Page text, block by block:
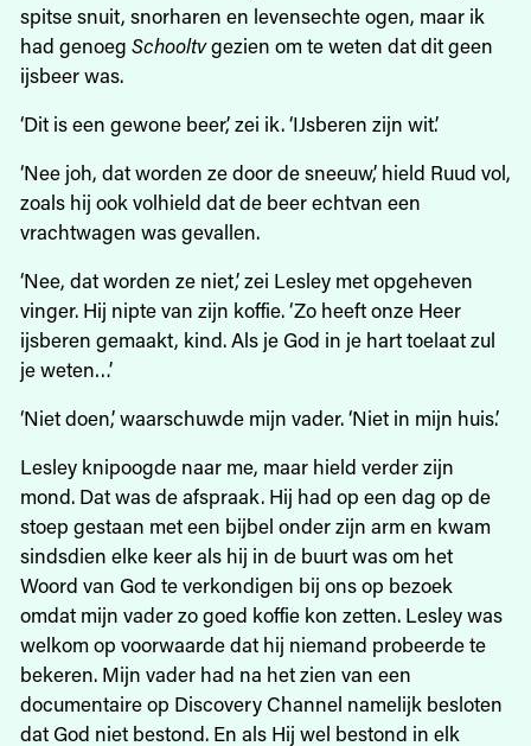
spitse snuit, snorharen en levensechte ogen, maar ik
had genoeg Schooltvgezien om te weten dat dit geen
ijsbeer was.
‘Dit is een gewone beer,’ zei ik. ‘IJsberen zijn wit.’
‘Nee joh, dat worden ze door de sneeuw,’ hield Ruud vol,
zoals hij ook volhield dat de beer echtvan een
vrachtwagen was gevallen.
‘Nee, dat worden ze niet,’ zei Lesley met opgeheven
vinger. Hij nipte van zijn koffie. ‘Zo heeft onze Heer
ijsberen gemaakt, kind. Als je God in je hart toelaat zul
je weten…’
‘Niet doen,’ waarschuwde mijn vader. ‘Niet in mijn huis.’
Lesley knipoogde naar me, maar hield verder zijn
mond. Dat was de afspraak. Hij had op een dag op de
stoep gestaan met een bijbel onder zijn arm en kwam
sindsdien elke keer als hij in de buurt was om het
Woord van God te verkondigen bij ons op bezoek
omdat mijn vader zo goed koffie kon zetten. Lesley was
welkom op voorwaarde dat hij niemand probeerde te
bekeren. Mijn vader had na het zien van een
documentaire op Discovery Channel namelijk besloten
dat God niet bestond. En als Hij wel bestond in elk